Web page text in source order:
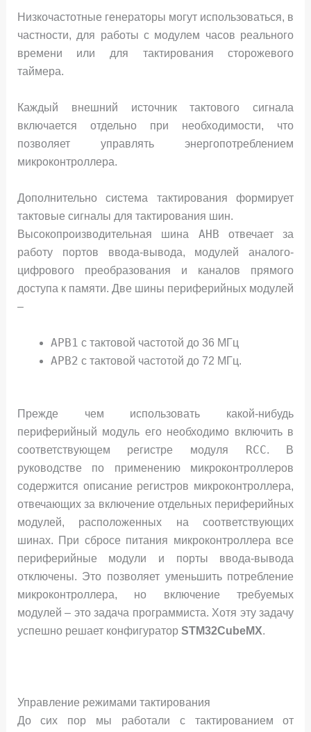
Низкочастотные генераторы могут использоваться, в
частности, для работы с модулем часов реального
времени или для тактирования сторожевого
таймера.
Каждый внешний источник тактового сигнала
включается отдельно при необходимости, что
позволяет управлять энергопотреблением
микроконтроллера.
Дополнительно система тактирования формирует
тактовые сигналы для тактирования шин.
Высокопроизводительная шина AHB отвечает за
работу портов ввода-вывода, модулей аналого-
цифрового преобразования и каналов прямого
доступа к памяти. Две шины периферийных модулей
–
APB1 с тактовой частотой до 36 МГц
APB2 с тактовой частотой до 72 МГц.
Прежде чем использовать какой-нибудь
периферийный модуль его необходимо включить в
соответствующем регистре модуля RCC. В
руководстве по применению микроконтроллеров
содержится описание регистров микроконтроллера,
отвечающих за включение отдельных периферийных
модулей, расположенных на соответствующих
шинах. При сбросе питания микроконтроллера все
периферийные модули и порты ввода-вывода
отключены. Это позволяет уменьшить потребление
микроконтроллера, но включение требуемых
модулей – это задача программиста. Хотя эту задачу
успешно решает конфигуратор STM32CubeMX.
Управление режимами тактирования
До сих пор мы работали с тактированием от